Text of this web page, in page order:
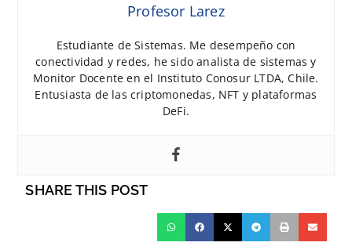
Profesor Larez
Estudiante de Sistemas. Me desempeño con
conectividad y redes, he sido analista de sistemas y
Monitor Docente en el Instituto Conosur LTDA, Chile.
Entusiasta de las criptomonedas, NFT y plataformas
DeFi.
SHARE THIS POST